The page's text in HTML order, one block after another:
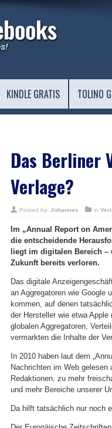
KINDLE GRATIS TOLINO
Das Berliner
Verlage?
Posted by: Johannes in
Im „Annual Report on
die entscheidende
liegt im digitalen Bereich
Zukunft bereits verloren.
Das digitale
an Aggregatoren wie Google
kommen, auf denen
der Hersteller wie etwa
globalen Aggregatoren,
vermarkten die Inhalte der
In 2010 haben laut dem
Nachrichten im Web
Redaktionen, zu mehr
und mehr Bereiche unserer
Da hilft tatsächlich nur noch